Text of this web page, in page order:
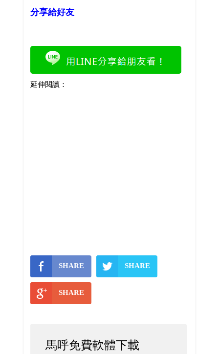
分享給好友
延伸閱讀：
SHARE SHARE
SHARE
馬呼免費軟體下載